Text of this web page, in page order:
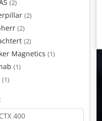
(2)
(2)
(2)
(2)
Magnetics (1)
(1)
(1)